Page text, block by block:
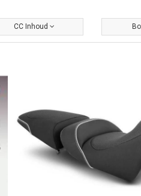
CC Inhoud